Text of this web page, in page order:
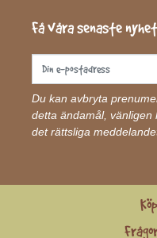
Få våra senaste
Du kan avbryta
detta ändamål, vänligen
det rättsliga